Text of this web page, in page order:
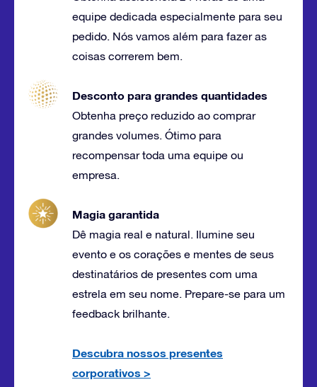
equipe dedicada especialmente para seu
pedido. Nós vamos além para fazer as
coisas correrem bem.
Desconto para grandes quantidades
Obtenha preço reduzido ao comprar
grandes volumes. Ótimo para
recompensar toda uma equipe ou
empresa.
Magia garantida
Dê magia real e natural. Ilumine seu
evento e os corações e mentes de seus
destinatários de presentes com uma
estrela em seu nome. Prepare-se para um
feedback brilhante.
Descubra nossos presentes
corporativos >